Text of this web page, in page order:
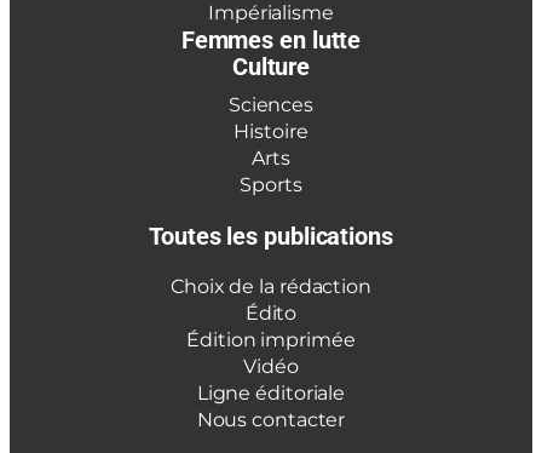
Impérialisme
Femmes en lutte
Culture
Sciences
Histoire
Arts
Sports
Toutes les publications
Choix de la rédaction
Édito
Édition imprimée
Vidéo
Ligne éditoriale
Nous contacter